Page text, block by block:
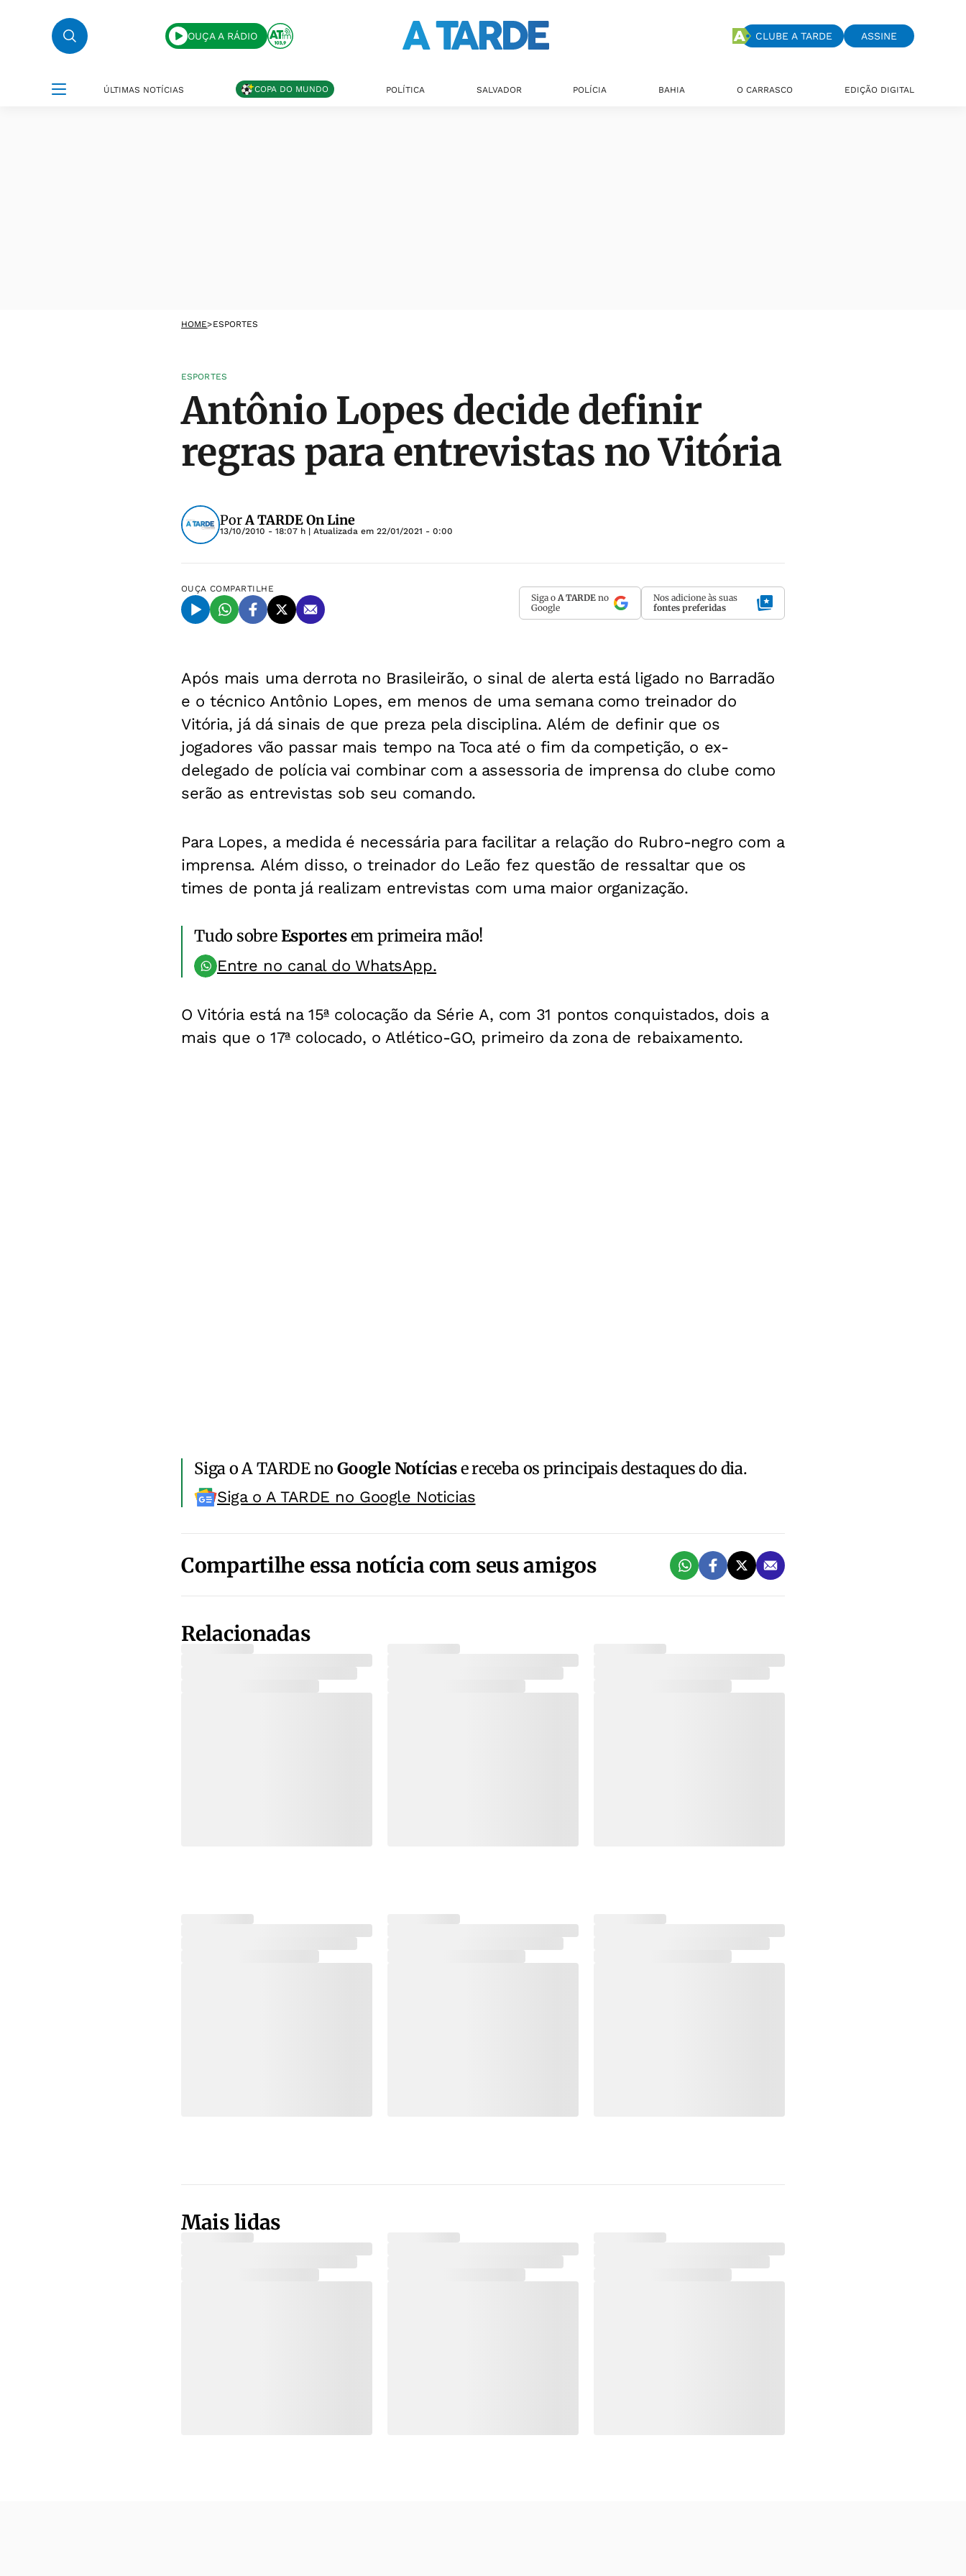
OUÇA A RÁDIO CLUBE A TARDE ASSINE
ÚLTIMAS NOTÍCIAS COPA DO MUNDO POLÍTICA SALVADOR POLÍCIA BAHIA O CARRASCO EDIÇÃO DIGITAL
HOME>ESPORTES
ESPORTES
Antônio Lopes decide definir
regras para entrevistas no Vitória
PorA TARDE On Line
13/10/2010 - 18:07 h | Atualizada em 22/01/2021 - 0:00
OUÇA COMPARTILHE
Siga o A TARDE no
Google
Nos adicione às suas
fontes preferidas
Após mais uma derrota no Brasileirão, o sinal de alerta está ligado no Barradão
e o técnico Antônio Lopes, em menos de uma semana como treinador do
Vitória, já dá sinais de que preza pela disciplina. Além de definir que os
jogadores vão passar mais tempo na Toca até o fim da competição, o ex-
delegado de polícia vai combinar com a assessoria de imprensa do clube como
serão as entrevistas sob seu comando.
Para Lopes, a medida é necessária para facilitar a relação do Rubro-negro com a
imprensa. Além disso, o treinador do Leão fez questão de ressaltar que os
times de ponta já realizam entrevistas com uma maior organização.
Tudo sobreEsportesem primeira mão!
Entre no canal do WhatsApp.
O Vitória está na 15ª colocação da Série A, com 31 pontos conquistados, dois a
mais que o 17ª colocado, o Atlético-GO, primeiro da zona de rebaixamento.
Siga o A TARDE noGoogle Notíciase receba os principais destaques do dia.
Siga o A TARDE no Google Noticias
Compartilhe essa notícia com seus amigos
Relacionadas
Mais lidas